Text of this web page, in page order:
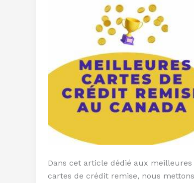
Dans cet article dédié aux meilleures
cartes de crédit remise, nous